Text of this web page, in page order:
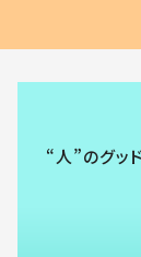
“人”のグッ